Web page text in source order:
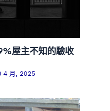
屋主不知的驗收
4 月, 2025